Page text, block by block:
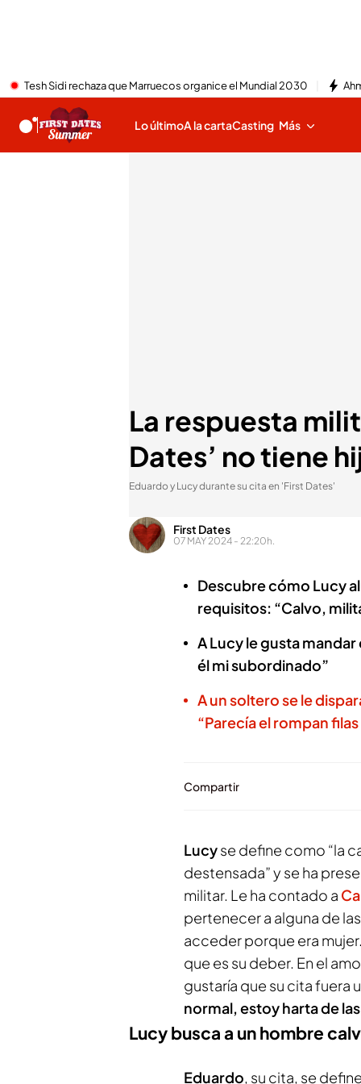
Tesh Sidi rechaza que Marruecos organice el Mundial 2030
Lo últimoA la cartaCasting Más
La respuesta
Dates’ no tiene
Eduardo y Lucy durante su cita en 'First Dates'
First Dates
07 MAY 2024 - 22:20h.
Descubre cómo Lucy
requisitos: “Calvo,
A Lucy le gusta
él mi subordinado”
A un soltero se le
“Parecía el rompan
Compartir
Lucyse define como “la
destensada” y se ha
militar. Le ha contado a
pertenecer a alguna de
acceder porque era
que es su deber. En el
gustaría que su cita fuera
normal, estoy harta de
Lucy busca a un hombre
Eduardo, su cita, se